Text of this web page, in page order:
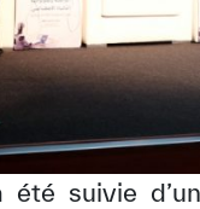
été suivie